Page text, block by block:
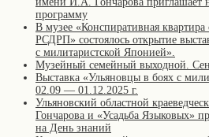
программу
В музее «Конспиративная
РСДРП» состоялось открытие
с милитаристской Японией».
Музейный семейный выходной.
Выставка «Ульяновцы в боях с
02.09 — 01.12.2025 г.
Ульяновский областной
Гончарова и «Усадьба Языковых»
на День знаний